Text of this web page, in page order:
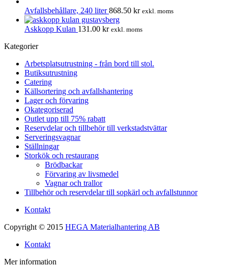
Avfallsbehållare, 240 liter868.50 kr exkl. moms
Askkopp Kulan 131.00 kr exkl. moms
Kategorier
Arbetsplatsutrustning - från bord till stol.
Butiksutrustning
Catering
Källsortering och avfallshantering
Lager och förvaring
Okategoriserad
Outlet upp till 75% rabatt
Reservdelar och tillbehör till verkstadstvättar
Serveringsvagnar
Ställningar
Storkök och restaurang
Brödbackar
Förvaring av livsmedel
Vagnar och trallor
Tillbehör och reservdelar till sopkärl och avfallstunnor
Kontakt
Copyright © 2015 HEGA Materialhantering AB
Kontakt
Mer information